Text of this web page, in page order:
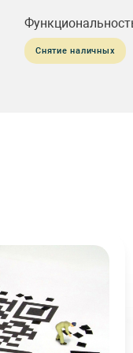
Снятие наличных